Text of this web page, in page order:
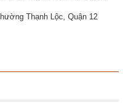
Thạnh Lộc, Quận 12